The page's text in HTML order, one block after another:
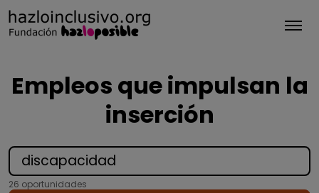
Empleos que impulsan la
inserción
26 oportunidades